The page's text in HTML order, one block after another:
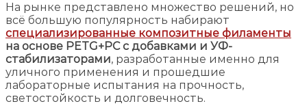
На рынке представлено множество решений, но
всё большую популярность набирают
специализированные композитные филаменты
на основе PETG+PC с добавками и УФ-
стабилизаторами, разработанные именно для
уличного применения и прошедшие
лабораторные испытания на прочность,
светостойкость и долговечность.